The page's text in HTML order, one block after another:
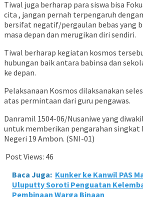
Tiwal juga berharap para siswa bisa
cita , jangan pernah terpengaruh
bersifat negatif/pergaulan bebas yang
masa depan dan merugikan diri sendiri.
Tiwal berharap kegiatan kosmos
hubungan baik antara babinsa dan
ke depan.
Pelaksanaan Kosmos dilaksanakan
atas permintaan dari guru pengawas.
Danramil 1504-06/Nusaniwe yang
untuk memberikan pengarahan singkat
Negeri 19 Ambon. (SNI-01)
Post Views: 46
Baca Juga: Kunker ke Kanwil PAS
Uluputty Soroti Penguatan
Pembinaan Warga Binaan